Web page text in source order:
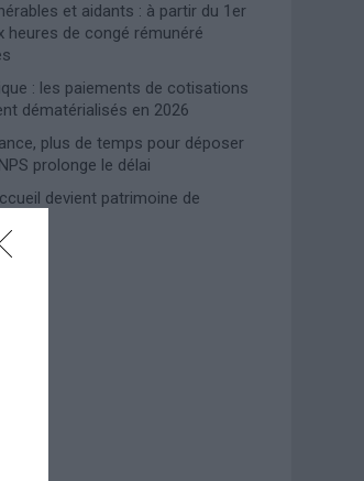
et aidants : à partir du 1er
heures de congé rémunéré
: les paiements de cotisations
dématérialisés en 2026
plus de temps pour déposer
prolonge le délai
devient patrimoine de